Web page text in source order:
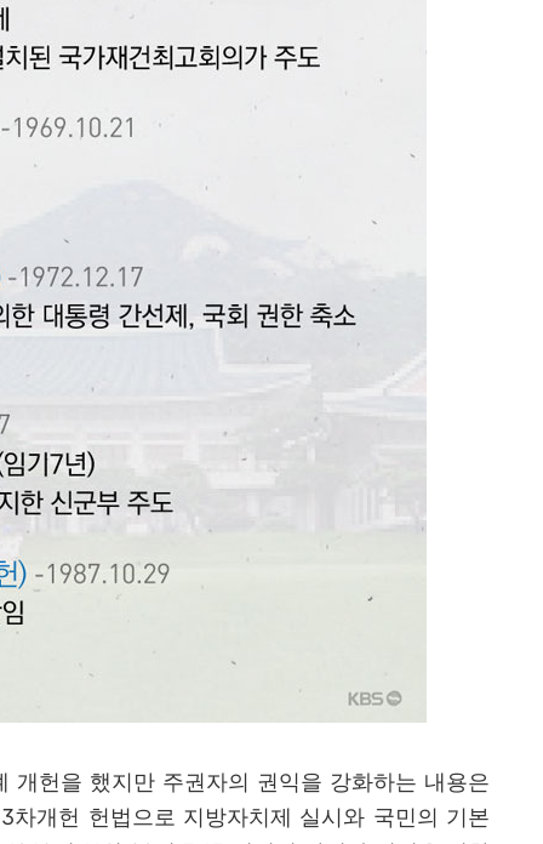
개헌을 했지만 주권자의 권익을 강화하는 내용은
3차개헌 헌법으로 지방자치제 실시와 국민의 기본